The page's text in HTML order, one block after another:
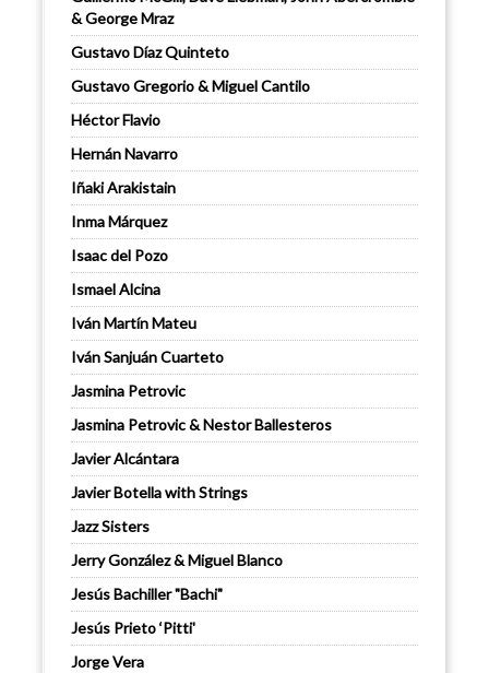
& George Mraz
Gustavo Díaz Quinteto
Gustavo Gregorio & Miguel Cantilo
Héctor Flavio
Hernán Navarro
Iñaki Arakistain
Inma Márquez
Isaac del Pozo
Ismael Alcina
Iván Martín Mateu
Iván Sanjuán Cuarteto
Jasmina Petrovic
Jasmina Petrovic & Nestor Ballesteros
Javier Alcántara
Javier Botella with Strings
Jazz Sisters
Jerry González & Miguel Blanco
Jesús Bachiller "Bachi"
Jesús Prieto ‘Pitti'
Jorge Vera